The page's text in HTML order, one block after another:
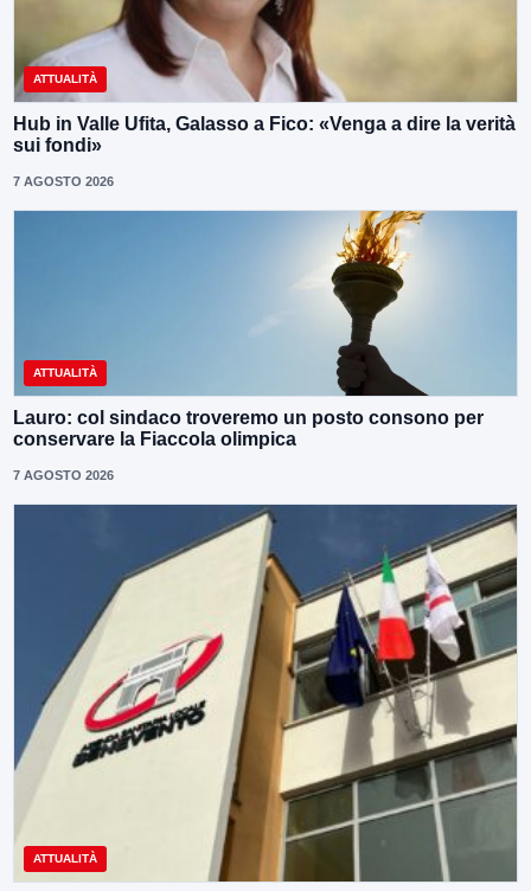
ATTUALITÀ
Hub in Valle Ufita, Galasso a Fico: «Venga a dire la verità
sui fondi»
7 AGOSTO 2026
ATTUALITÀ
Lauro: col sindaco troveremo un posto consono per
conservare la Fiaccola olimpica
7 AGOSTO 2026
ATTUALITÀ